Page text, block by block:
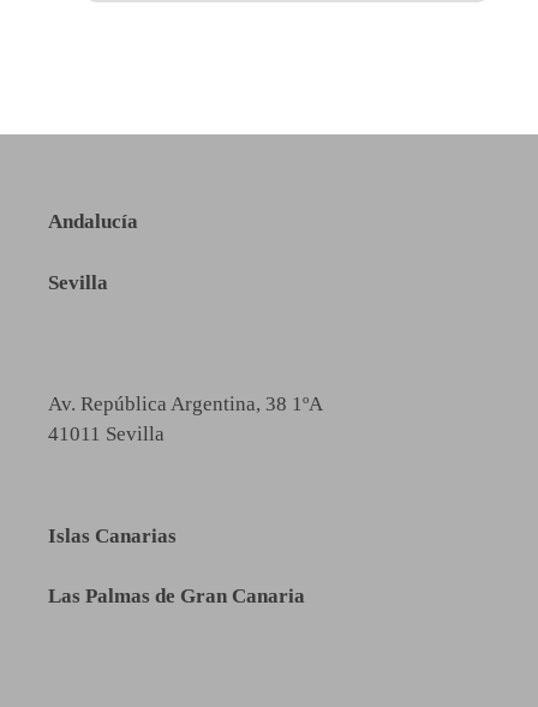
Andalucía
Sevilla
Av. República Argentina, 38 1ºA
41011 Sevilla
Islas Canarias
Las Palmas de Gran Canaria